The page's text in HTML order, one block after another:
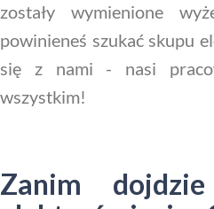
zostały wymienione
powinieneś szukać skupu
się z nami - nasi
wszystkim!
Zanim